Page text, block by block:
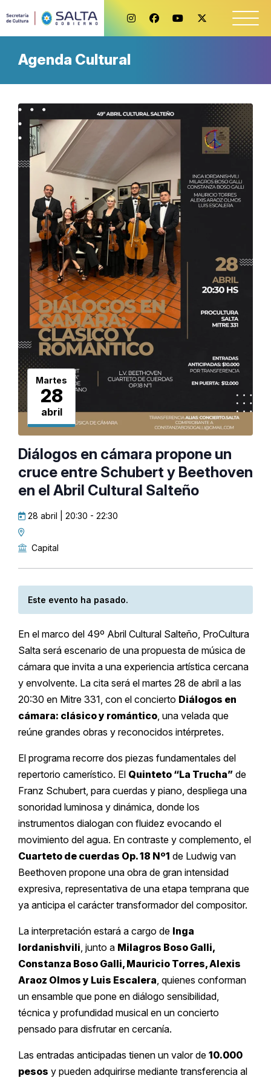
Agenda Cultural
Martes
28
abril
Diálogos en cámara propone un
cruce entre Schubert y Beethoven
en el Abril Cultural Salteño
28 abril | 20:30 - 22:30
Capital
Este evento ha pasado.
En el marco del 49º Abril Cultural Salteño, ProCultura
Salta será escenario de una propuesta de música de
cámara que invita a una experiencia artística cercana
y envolvente. La cita será el martes 28 de abril a las
20:30 en Mitre 331, con el concierto Diálogos en
cámara: clásico y romántico , una velada que
reúne grandes obras y reconocidos intérpretes.
El programa recorre dos piezas fundamentales del
repertorio camerístico. El Quinteto “La Trucha” de
Franz Schubert, para cuerdas y piano, despliega una
sonoridad luminosa y dinámica, donde los
instrumentos dialogan con fluidez evocando el
movimiento del agua. En contraste y complemento, el
Cuarteto de cuerdas Op. 18 Nº1 de Ludwig van
Beethoven propone una obra de gran intensidad
expresiva, representativa de una etapa temprana que
ya anticipa el carácter transformador del compositor.
La interpretación estará a cargo de Inga
Iordanishvili , junto a Milagros Boso Galli,
Constanza Boso Galli, Mauricio Torres, Alexis
Araoz Olmos y Luis Escalera , quienes conforman
un ensamble que pone en diálogo sensibilidad,
técnica y profundidad musical en un concierto
pensado para disfrutar en cercanía.
Las entradas anticipadas tienen un valor de 10.000
pesos y pueden adquirirse mediante transferencia al